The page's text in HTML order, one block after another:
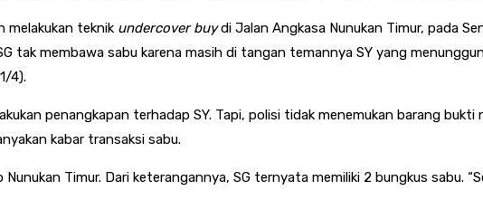
melakukan teknik undercover buydi Jalan Angkasa Nunukan Timur, pada
tak membawa sabu karena masih di tangan temannya SY yang
4).
penangkapan terhadap SY. Tapi, polisi tidak menemukan barang
kabar transaksi sabu.
Timur. Dari keterangannya, SG ternyata memiliki 2 bungkus sabu.